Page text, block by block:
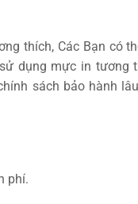
thích, Các Bạn có
dụng mực in tương
sách bảo hành
phí.